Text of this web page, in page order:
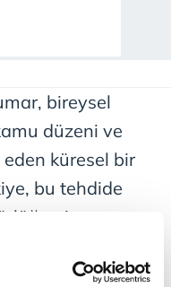
bireysel
düzeni ve
küresel bir
bu tehdide
giren
Oyunları ve